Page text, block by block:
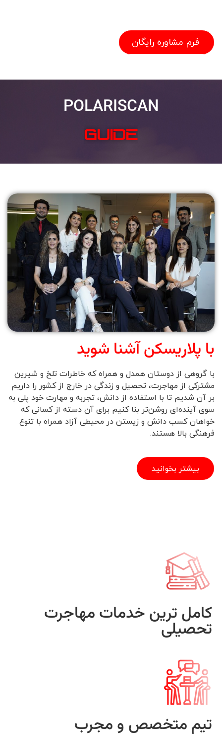
فرم مشاوره رایگان
POLARISCAN
SOLVE
با پلاریسکن آشنا شوید
با گروهی از دوستان همدل و همراه که خاطرات تلخ و شیرین
مشترکی از مهاجرت، تحصیل و زندگی در خارج از کشور را داریم
بر آن شدیم تا با استفاده از دانش، تجربه و مهارت خود پلی به
سوی آینده‌ای روشن‌تر بنا کنیم برای آن دسته از کسانی که
خواهان کسب دانش و زیستن در محیطی آزاد همراه با تنوع
فرهنگی بالا هستند.
بیشتر بخوانید
کامل ترین خدمات مهاجرت
تحصیلی
تیم متخصص و مجرب